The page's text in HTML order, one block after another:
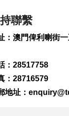
聯繫
：澳門俾利喇街
：28517758
：28716579
地址：